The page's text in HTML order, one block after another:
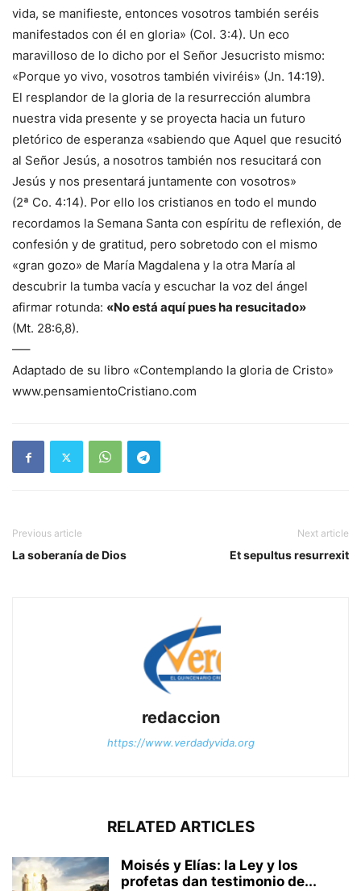
vida, se manifieste, entonces vosotros también seréis
manifestados con él en gloria» (Col. 3:4). Un eco
maravilloso de lo dicho por el Señor Jesucristo mismo:
«Porque yo vivo, vosotros también viviréis» (Jn. 14:19).
El resplandor de la gloria de la resurrección alumbra
nuestra vida presente y se proyecta hacia un futuro
pletórico de esperanza «sabiendo que Aquel que resucitó
al Señor Jesús, a nosotros también nos resucitará con
Jesús y nos presentará juntamente con vosotros»
(2ª Co. 4:14). Por ello los cristianos en todo el mundo
recordamos la Semana Santa con espíritu de reflexión, de
confesión y de gratitud, pero sobretodo con el mismo
«gran gozo» de María Magdalena y la otra María al
descubrir la tumba vacía y escuchar la voz del ángel
afirmar rotunda: «No está aquí pues ha resucitado»
(Mt. 28:6,8).
—–
Adaptado de su libro «Contemplando la gloria de Cristo»
www.pensamientoCristiano.com
Previous article
La soberanía de Dios
Next article
Et sepultus resurrexit
redaccion
https://www.verdadyvida.org
RELATED ARTICLES
Moisés y Elías: la Ley y los
profetas dan testimonio de...